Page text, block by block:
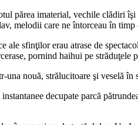
părea imaterial, vechile clădiri
melodii care ne întorceau în
ale sfinţilor erau atrase de
pornind haihui pe străduţele
nouă, strălucitoare şi veselă în
decupate parcă